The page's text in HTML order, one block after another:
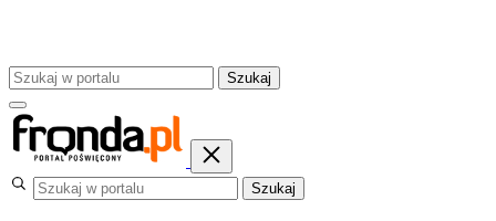
Szukaj
Szukaj